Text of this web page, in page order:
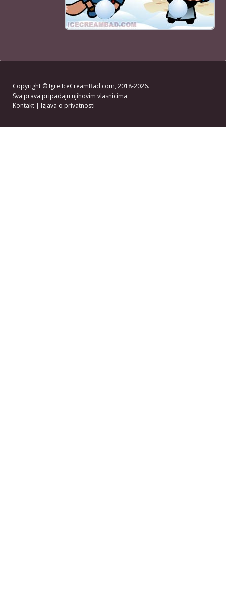
Copyright © Igre.IceCreamBad.com, 2018-2026.
Sva prava pripadaju njihovim vlasnicima
Kontakt | Izjava o privatnosti